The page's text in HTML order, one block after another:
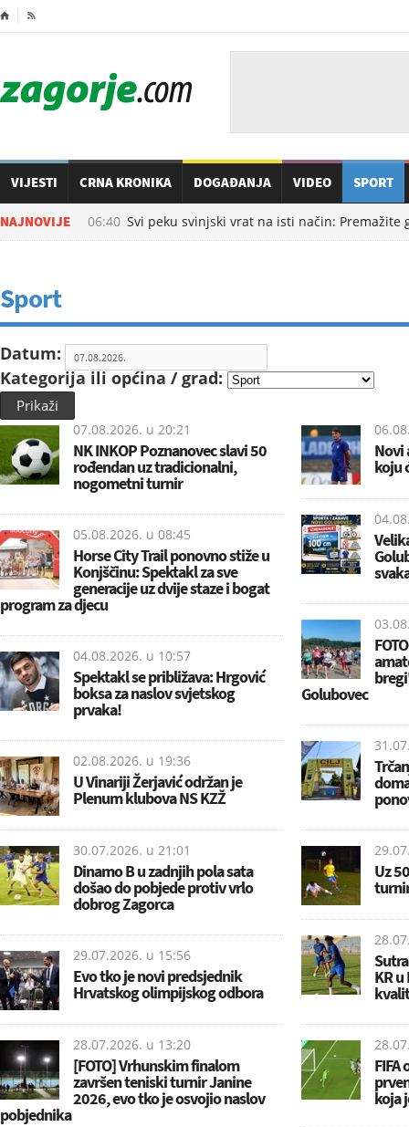
⌂ 
VIJESTI CRNA KRONIKA DOGAĐANJA VIDEO SPORT
NAJNOVIJE
u 06:40 Svi peku svinjski vrat na isti način: Premažite
Sport
Datum:
Kategorija ili općina / grad:
Prikaži
07.08.2026. u 20:21
NK INKOP Poznanovec slavi 50
rođendan uz tradicionalni,
nogometni turnir
05.08.2026. u 08:45
Horse City Trail ponovno stiže u
Konjščinu: Spektakl za sve
generacije uz dvije staze i bogat
program za djecu
04.08.2026. u 10:57
Spektakl se približava: Hrgović
boksa za naslov svjetskog
prvaka!
02.08.2026. u 19:36
U Vinariji Žerjavić održan je
Plenum klubova NS KZŽ
30.07.2026. u 21:01
Dinamo B u zadnjih pola sata
došao do pobjede protiv vrlo
dobrog Zagorca
29.07.2026. u 15:56
Evo tko je novi predsjednik
Hrvatskog olimpijskog odbora
28.07.2026. u 13:20
[FOTO] Vrhunskim finalom
završen teniski turnir Janine
2026, evo tko je osvojio naslov
pobjednika
Novi
koju
Golubovec
Uz
KR
koja